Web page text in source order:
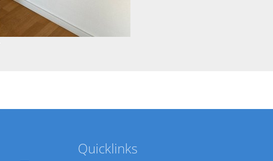
Quicklinks